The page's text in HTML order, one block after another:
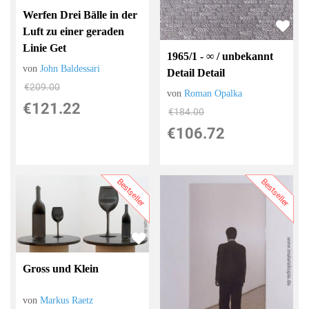
Werfen Drei Bälle in der
Luft zu einer geraden
Linie Get
vonJohn Baldessari
€209.00
€121.22
1965/1 - ∞ / unbekannt
Detail Detail
vonRoman Opalka
€184.00
€106.72
Bestseller
Gross und Klein
vonMarkus Raetz
Bestseller